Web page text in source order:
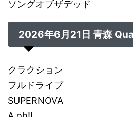
ソングオブザデッド
2026年6月21日 青森
クラクション
フルドライブ
SUPERNOVA